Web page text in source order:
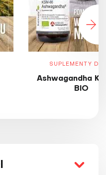
SUPLEMENTY
Ashwagandha
BIO